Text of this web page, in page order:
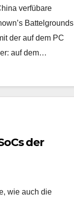
verfübare
Battelgrounds
der auf dem PC
auf dem…
der
wie auch die